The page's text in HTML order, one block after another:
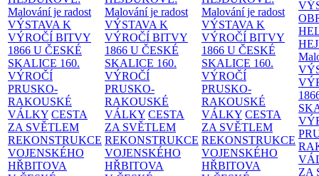
Malování je radost
VÝSTAVA K
VÝROČÍ BITVY
1866 U ČESKÉ
SKALICE 160.
VÝROČÍ
PRUSKO-
RAKOUSKÉ
VÁLKY CESTA
ZA SVĚTLEM
REKONSTRUKCE
VOJENSKÉHO
HŘBITOVA
Malování je radost
VÝSTAVA K
VÝROČÍ BITVY
1866 U ČESKÉ
SKALICE 160.
VÝROČÍ
PRUSKO-
RAKOUSKÉ
VÁLKY CESTA
ZA SVĚTLEM
REKONSTRUKCE
VOJENSKÉHO
HŘBITOVA
Malování je radost
VÝSTAVA K
VÝROČÍ BITVY
1866 U ČESKÉ
SKALICE 160.
VÝROČÍ
PRUSKO-
RAKOUSKÉ
VÁLKY CESTA
ZA SVĚTLEM
REKONSTRUKCE
VOJENSKÉHO
HŘBITOVA
ZA